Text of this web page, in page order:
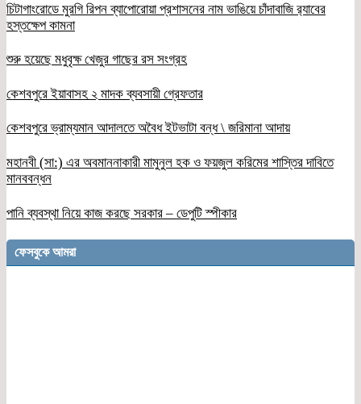
চিটাগাংরোডে মুরগি রিপন ব্যাপোরোয়া প্রশাসনের নাম ভাঙিয়ে চাঁদাবাজি র‌্যাবের
হস্তক্ষেপ কামনা
শুরু হয়েছে মধুবৃক্ষ খেজুর গাছের রস সংগ্রহ
কেশবপুরে ইয়াবাসহ ২ মাদক ব্যবসায়ী গ্রেফতার
কেশবপুরে ভ্রাম্যমান আদালতে অবৈধ ইটভাটা বন্ধ \ জরিমানা আদায়
মহানবী (সা:) এর অবমাননাকারী মামুনুল হক ও ফয়জুল করিমের শাস্তির দাবিতে
মানববন্ধন
পানি ব্যবস্থা নিয়ে কাজ করছে সরকার – ডেপুটি স্পীকার
ফেসবুকে আমরা